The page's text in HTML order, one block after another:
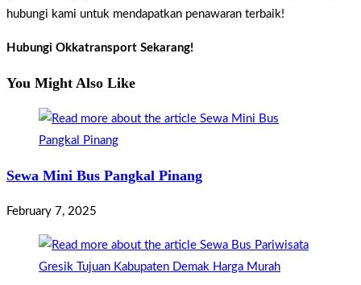
hubungi kami untuk mendapatkan penawaran terbaik!
Hubungi Okkatransport Sekarang!
You Might Also Like
Sewa Mini Bus Pangkal Pinang
February 7, 2025